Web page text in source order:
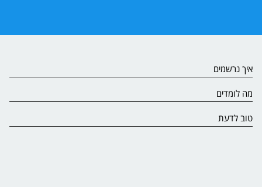
איך נרשמים
מה לומדים
טוב לדעת